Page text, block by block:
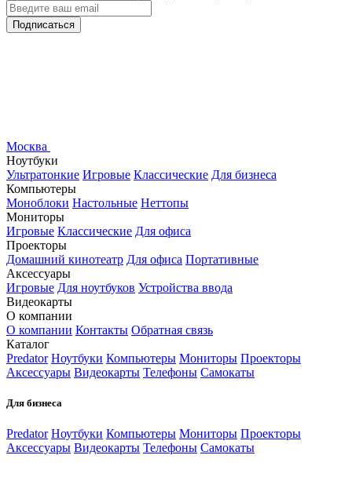
Подписаться
Москва
Ноутбуки
Ультратонкие Игровые Классические Для бизнеса
Компьютеры
Моноблоки Настольные Неттопы
Мониторы
Игровые Классические Для офиса
Проекторы
Домашний кинотеатр Для офиса Портативные
Аксессуары
Игровые Для ноутбуков Устройства ввода
Видеокарты
О компании
О компании Контакты Обратная связь
Каталог
Predator Ноутбуки Компьютеры Мониторы Проекторы
Аксессуары Видеокарты Телефоны Самокаты
Для бизнеса
Predator Ноутбуки Компьютеры Мониторы Проекторы
Аксессуары Видеокарты Телефоны Самокаты